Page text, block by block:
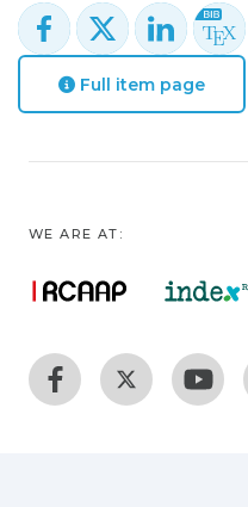
Full item page
WE ARE AT: